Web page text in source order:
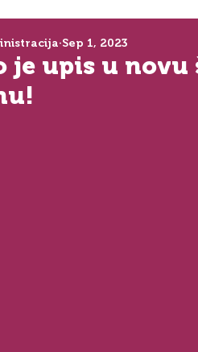
je upis u
Sep 1, 2023